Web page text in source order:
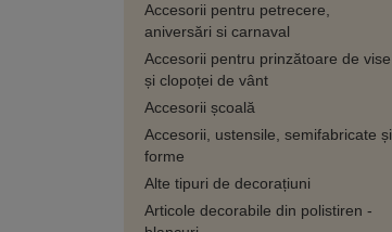
Accesorii pentru petrecere,
aniversări si carnaval
Accesorii pentru prinzătoare de vise
și clopoței de vânt
Accesorii școală
Accesorii, ustensile, semifabricate și
forme
Alte tipuri de decorațiuni
Articole decorabile din polistiren -